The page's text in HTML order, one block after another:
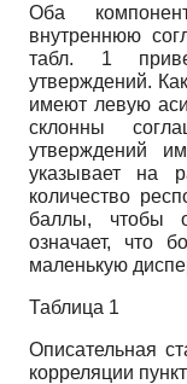
Оба
внутреннюю
табл. 1
утверждений.
имеют левую
склонны
утверждений
указывает на
количество
баллы, чтобы
означает, что
маленькую
Таблица 1
Описательная
корреляции